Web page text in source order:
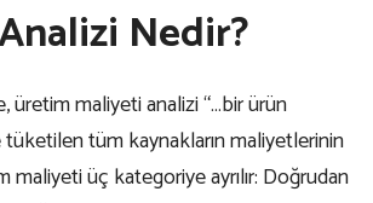
Nedir?
üretim maliyeti analizi “…bir ürün
tüm kaynakların maliyetlerinin
maliyeti üç kategoriye ayrılır: Doğrudan